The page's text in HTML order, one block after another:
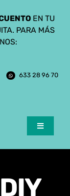
EN TU
PARA MÁS
633 28 96 70
Toggle